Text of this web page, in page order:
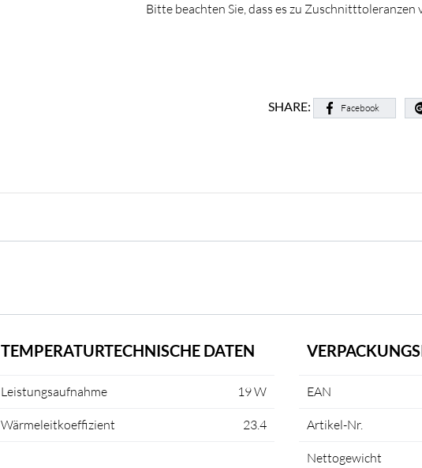
Bitte beachten Sie, dass es zu Zuschnitttoleranzen
SHARE: Facebook
TEMPERATURTECHNISCHE DATEN
Leistungsaufnahme 19 W
Wärmeleitkoeffizient 23.4
EAN
Artikel-Nr.
Nettogewicht